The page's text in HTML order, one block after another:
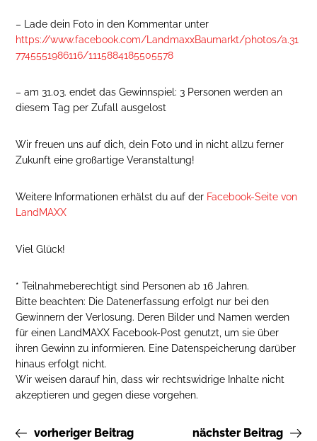
– Lade dein Foto in den Kommentar unter
https://www.facebook.com/LandmaxxBaumarkt/photos/a.31
7745551986116/1115884185505578
– am 31.03. endet das Gewinnspiel: 3 Personen werden an
diesem Tag per Zufall ausgelost
Wir freuen uns auf dich, dein Foto und in nicht allzu ferner
Zukunft eine großartige Veranstaltung!
Weitere Informationen erhälst du auf der Facebook-Seite von
LandMAXX
Viel Glück!
* Teilnahmeberechtigt sind Personen ab 16 Jahren.
Bitte beachten: Die Datenerfassung erfolgt nur bei den
Gewinnern der Verlosung. Deren Bilder und Namen werden
für einen LandMAXX Facebook-Post genutzt, um sie über
ihren Gewinn zu informieren. Eine Datenspeicherung darüber
hinaus erfolgt nicht.
Wir weisen darauf hin, dass wir rechtswidrige Inhalte nicht
akzeptieren und gegen diese vorgehen.
vorheriger Beitrag nächster Beitrag